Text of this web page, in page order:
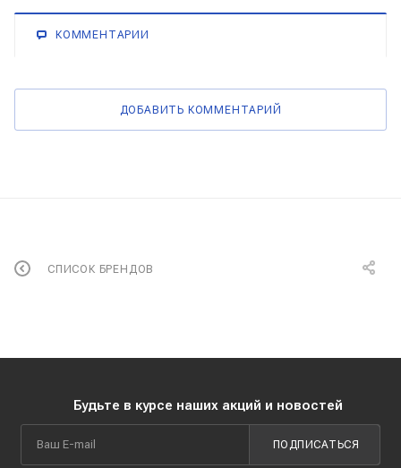
КОММЕНТАРИИ
ДОБАВИТЬ КОММЕНТАРИЙ
СПИСОК БРЕНДОВ
Будьте в курсе наших акций и новостей
ПОДПИСАТЬСЯ